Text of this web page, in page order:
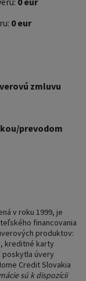
0 eur
zmluvu
prevodom
v roku 1999, je
financovania
produktov:
kreditné karty
poskytla úvery
Credit Slovakia
sú k dispozícii